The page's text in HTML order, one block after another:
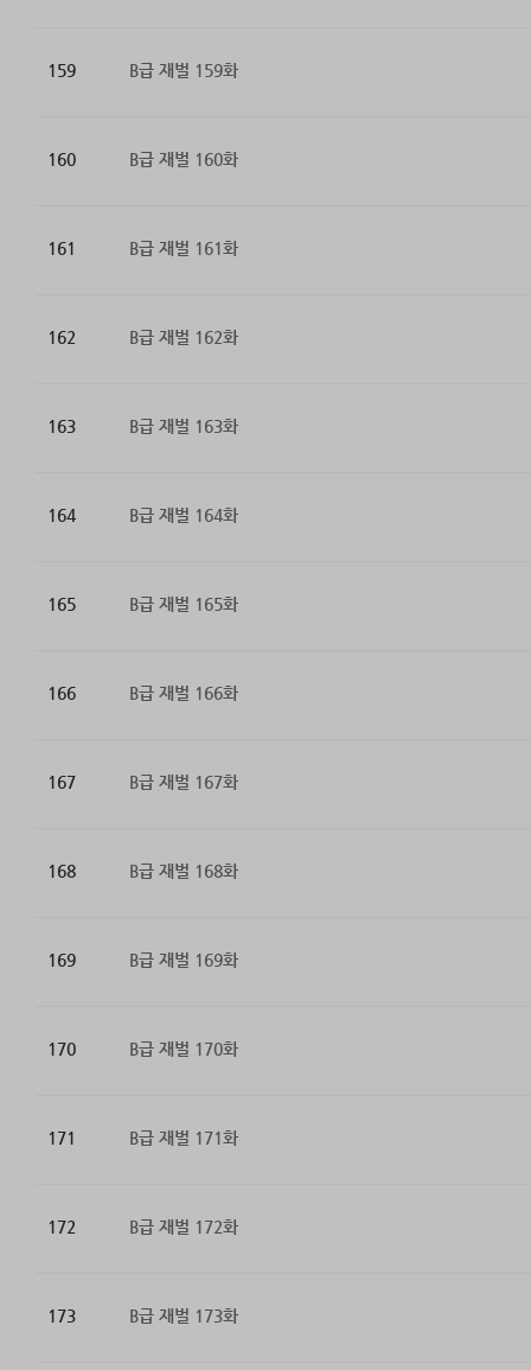
159 B급 재벌 159화
160 B급 재벌 160화
161 B급 재벌 161화
162 B급 재벌 162화
163 B급 재벌 163화
164 B급 재벌 164화
165 B급 재벌 165화
166 B급 재벌 166화
167 B급 재벌 167화
168 B급 재벌 168화
169 B급 재벌 169화
170 B급 재벌 170화
171 B급 재벌 171화
172 B급 재벌 172화
173 B급 재벌 173화